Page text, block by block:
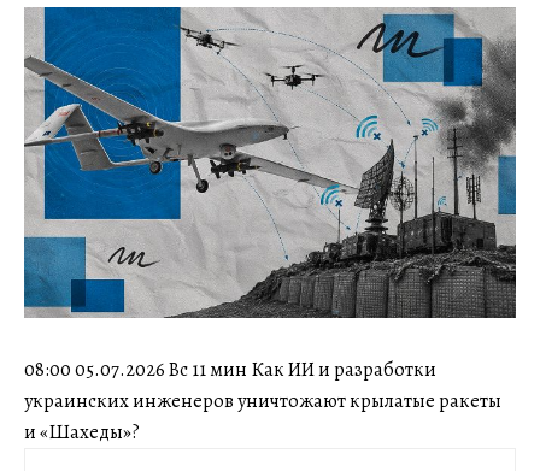
08:00 05.07.2026 Вс 11 мин Как ИИ и разработки
украинских инженеров уничтожают крылатые ракеты
и «Шахеды»?